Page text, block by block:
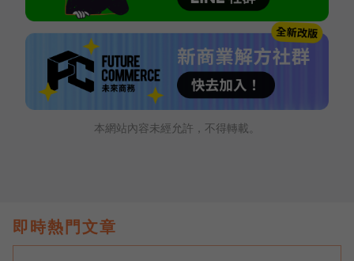
本網站內容未經允許，不得轉載。
即時熱門文章